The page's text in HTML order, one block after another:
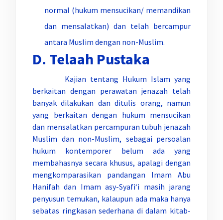
normal (hukum mensucikan/ memandikan
dan mensalatkan) dan telah bercampur
antara Muslim dengan non-Muslim.
D. Telaah Pustaka
Kajian tentang Hukum Islam yang
berkaitan dengan perawatan jenazah telah
banyak dilakukan dan ditulis orang, namun
yang berkaitan dengan hukum mensucikan
dan mensalatkan percampuran tubuh jenazah
Muslim dan non-Muslim, sebagai persoalan
hukum kontemporer belum ada yang
membahasnya secara khusus, apalagi dengan
mengkomparasikan pandangan Imam Abu
Hanifah dan Imam asy-Syafi‘i masih jarang
penyusun temukan, kalaupun ada maka hanya
sebatas ringkasan sederhana di dalam kitab-